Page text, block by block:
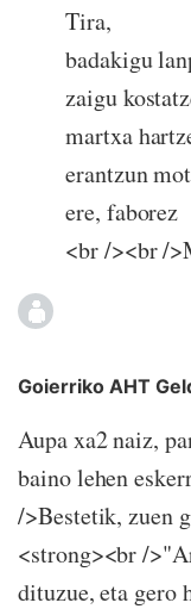
Tira,
badakigu
zaigu
martxa
erantzun
ere, faborez
<br /><br /
Goierriko AHT
Aupa xa2 naiz,
baino lehen
/>Bestetik, zuen
<strong><br /
dituzue, eta gero